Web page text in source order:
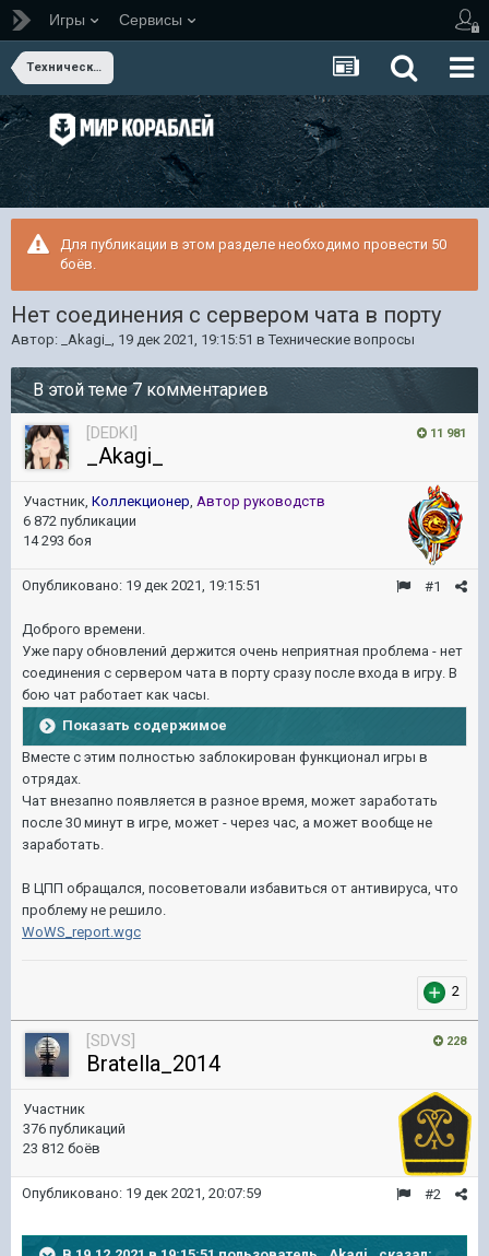
Игры Сервисы
Технические вопросы
Для публикации в этом разделе необходимо провести 50
боёв.
Нет соединения с сервером чата в порту
Автор: _Akagi_ , 19 дек 2021, 19:15:51 в Технические вопросы
В этой теме 7 комментариев
11 981
[DEDKI]
_Akagi_
Участник, Коллекционер, Автор руководств
6 872 публикации
14 293 боя
#1
Опубликовано: 19 дек 2021, 19:15:51
Доброго времени.
Уже пару обновлений держится очень неприятная проблема - нет
соединения с сервером чата в порту сразу после входа в игру. В
бою чат работает как часы.
Показать содержимое
Вместе с этим полностью заблокирован функционал игры в
отрядах.
Чат внезапно появляется в разное время, может заработать
после 30 минут в игре, может - через час, а может вообще не
заработать.
В ЦПП обращался, посоветовали избавиться от антивируса, что
проблему не решило.
WoWS_report.wgc
2
228
[SDVS]
Bratella_2014
Участник
376 публикаций
23 812 боёв
#2
Опубликовано: 19 дек 2021, 20:07:59